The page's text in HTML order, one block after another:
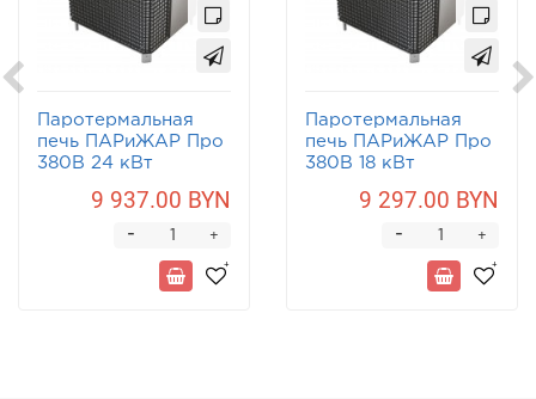
Паротермальная
печь ПАРиЖАР Про
380В 24 кВт
9 937.00 BYN
+
-
Паротермальная
печь ПАРиЖАР Про
380В 18 кВт
9 297.00 BYN
+
-